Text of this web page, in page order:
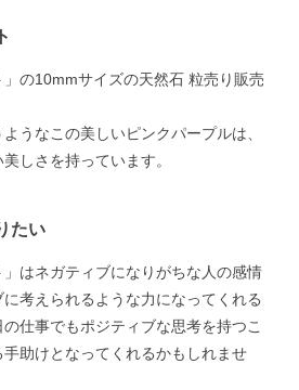
」の10mmサイズの天然石 粒売り販売
うなこの美しいピンクパープルは、
しさを持っています。
たい
」はネガティブになりがちな人の感情
考えられるような力になってくれる
仕事でもポジティブな思考を持つこ
助けとなってくれるかもしれませ